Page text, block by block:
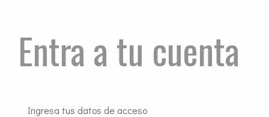
Entra a tu cuenta
Ingresa tus datos de acceso